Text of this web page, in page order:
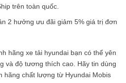
trên toàn quốc.
2 hưởng ưu đãi giảm 5% giá trị đơn
hãng xe tải hyundai bạn có thể yên
và độ tương thích cao. Hãy tin dùng
hãng chất lượng từ Hyundai Mobis